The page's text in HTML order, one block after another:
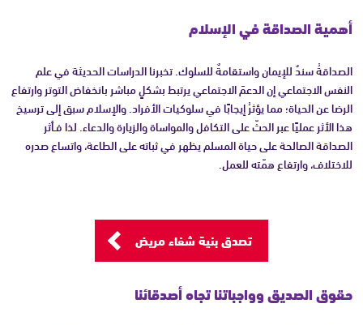
أهمية الصداقة في الإسلام
الصداقةُ سندٌ للإيمان واستقامةٌ للسلوك. تخبرنا الدراسات الحديثة في علم
النفس الاجتماعي إن الدعمَ الاجتماعي يرتبط بشكلٍ مباشر بانخفاض التوتر وارتفاع
الرضا عن الحياة؛ مما يؤثرُ إيجابًا في سلوكيات الأفراد. والإسلام سبق إلى ترسيخ
هذا الأثر عمليًا عبر الحثّ على التكافل والمواساة والزيارة والدعاء. لذا فـأثر
الصداقة الصالحة على حياة المسلم يظهر في ثباته على الطاعة، واتساع صدره
للاختلاف، وارتفاع همّته للعمل.
تصدق بنية شفاء مريض
حقوق الصديق وواجباتنا تجاه أصدقائنا